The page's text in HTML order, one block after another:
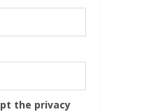
the privacy